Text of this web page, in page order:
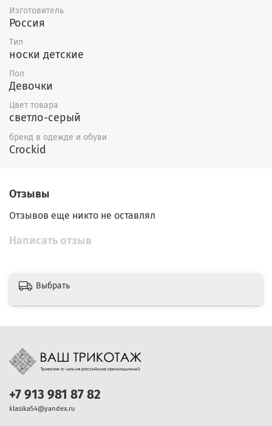
Эти милые носочки от Crockid станут настоящим
сокровищем в гардеробе каждой маленькой модницы!
настроение, а удобная резинка обеспечит идеальную
посадку на ножке. Покупайте носочки Crockid – пусть
каждая прогулка станет комфортной и безопасной!
Изготовитель
Россия
Тип
носки детские
Пол
Девочки
Цвет товара
светло-серый
бренд в одежде и обуви
Crockid
Отзывы
Отзывов еще никто не оставлял
Написать отзыв
Выбрать
+7 913 981 87 82
klasika54@yandex.ru